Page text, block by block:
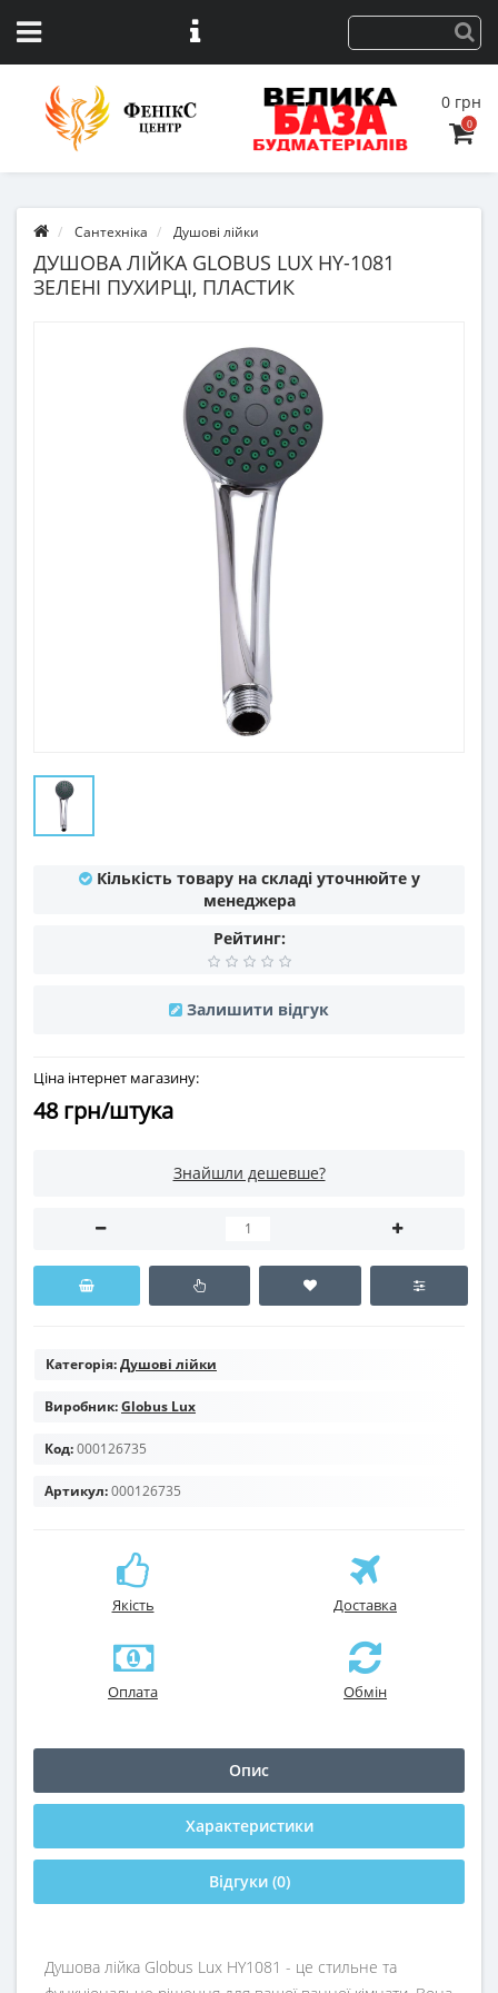
0 грн
0
Сантехніка Душові лійки
ДУШОВА ЛІЙКА GLOBUS LUX HY-1081
ЗЕЛЕНІ ПУХИРЦІ, ПЛАСТИК
Кількість товару на складі уточнюйте у
менеджера
Рейтинг:
Залишити відгук
Ціна інтернет магазину:
48 грн/штука
Знайшли дешевше?
Категорія:Душові лійки
Виробник:Globus Lux
Код:000126735
Артикул:000126735
Якість Доставка
Оплата Обмін
Опис
Характеристики
Відгуки (0)
Душова лійка Globus Lux HY1081 - це стильне та